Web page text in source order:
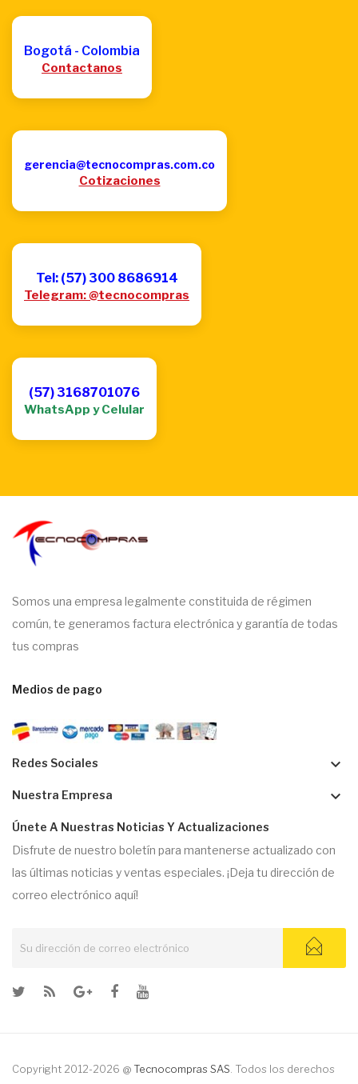
Bogotá - Colombia
Contactanos
gerencia@tecnocompras.com.co
Cotizaciones
Tel: (57) 300 8686914
Telegram: @tecnocompras
(57) 3168701076
WhatsApp y Celular
Somos una empresa legalmente constituida de régimen
común, te generamos factura electrónica y garantía de todas
tus compras
Medios de pago
Redes Sociales keyboard_arrow_down
Nuestra Empresa keyboard_arrow_down
Únete A Nuestras Noticias Y Actualizaciones
Disfrute de nuestro boletín para mantenerse actualizado con
las últimas noticias y ventas especiales. ¡Deja tu dirección de
correo electrónico aquí!
Copyright 2012-2026 @ Tecnocompras SAS . Todos los derechos